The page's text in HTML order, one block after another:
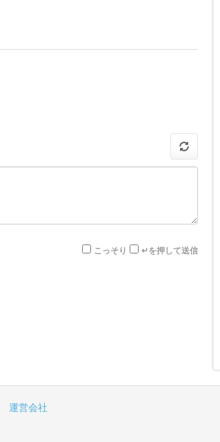
こっそり ↵を押して送信
運営会社